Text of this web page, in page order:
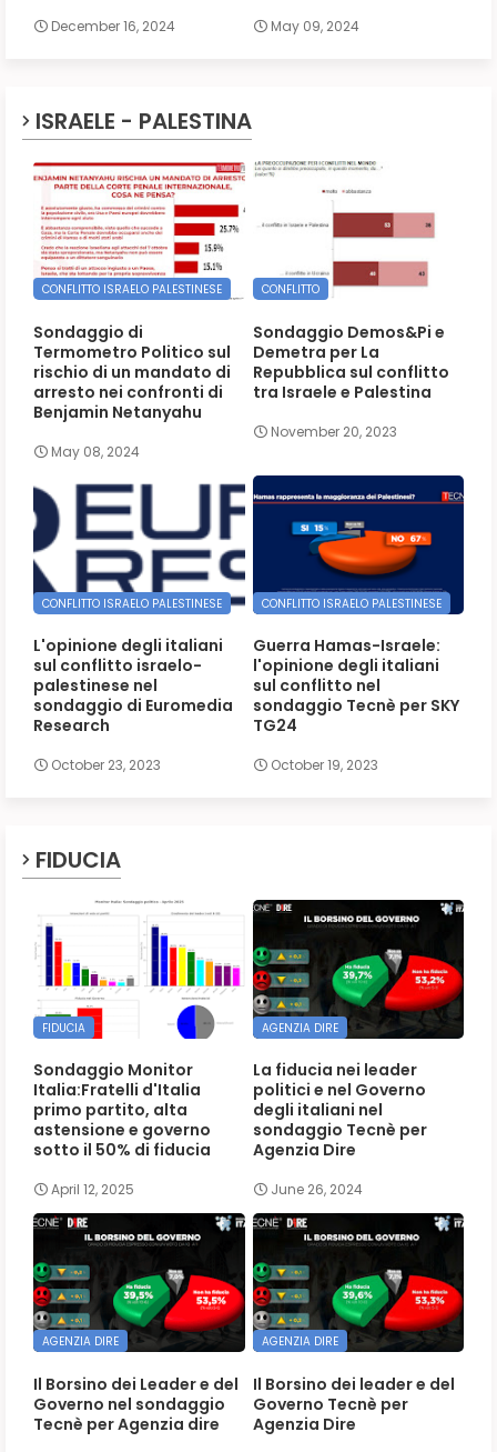
December 16, 2024 May 09, 2024
ISRAELE - PALESTINA
CONFLITTO ISRAELO PALESTINESE
Sondaggio di
Termometro Politico sul
rischio di un mandato di
arresto nei confronti di
Benjamin Netanyahu
May 08, 2024
CONFLITTO
Sondaggio Demos&Pi e
Demetra per La
Repubblica sul conflitto
tra Israele e Palestina
November 20, 2023
CONFLITTO ISRAELO PALESTINESE
L'opinione degli italiani
sul conflitto israelo-
palestinese nel
sondaggio di Euromedia
Research
October 23, 2023
CONFLITTO ISRAELO PALESTINESE
Guerra Hamas-Israele:
l'opinione degli italiani
sul conflitto nel
sondaggio Tecnè per SKY
TG24
October 19, 2023
FIDUCIA
FIDUCIA
Sondaggio Monitor
Italia:Fratelli d'Italia
primo partito, alta
astensione e governo
sotto il 50% di fiducia
April 12, 2025
AGENZIA DIRE
La fiducia nei leader
politici e nel Governo
degli italiani nel
sondaggio Tecnè per
Agenzia Dire
June 26, 2024
AGENZIA DIRE
Il Borsino dei Leader e del
Governo nel sondaggio
Tecnè per Agenzia dire
AGENZIA DIRE
Il Borsino dei leader e del
Governo Tecnè per
Agenzia Dire